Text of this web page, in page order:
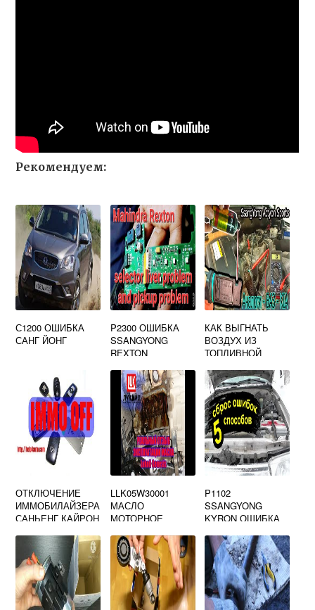
Рекомендуем:
С1200 ОШИБКА
САНГ ЙОНГ
P2300 ОШИБКА
SSANGYONG
REXTON
КАК ВЫГНАТЬ
ВОЗДУХ ИЗ
ТОПЛИВНОЙ
ДИЗЕЛЯ САНГ ЕНГ
КАЙРОН
ОТКЛЮЧЕНИЕ
ИММОБИЛАЙЗЕРА
САНЬЕНГ КАЙРОН
LLK05W30001
МАСЛО
МОТОРНОЕ
SSANGYONG
MOTOR OIL SAE
5W 30 4 Л
P1102
SSANGYONG
KYRON ОШИБКА